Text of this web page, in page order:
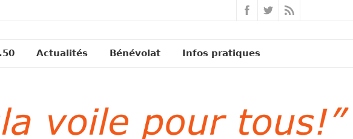
Actualités Bénévolat Infos pratiques